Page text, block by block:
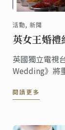
活動, 新聞
英女王婚禮
英國獨立電視
Wedding》將
閱讀更多